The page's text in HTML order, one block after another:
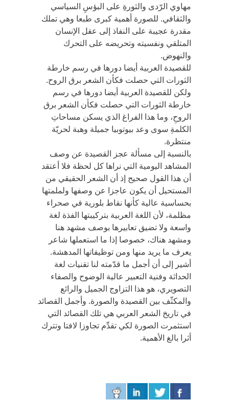
مهاوي الرّدى والثورةِ على البؤسِ السياسي
والثقافي. للصورة أهمية كبرى طبعا وهي تملك
مقدرة عجيبة على النفاذ إلى عقل الإنسان
المتلقي ونفسيته وتحريضه على التحرك
والنهوض.
للقصيدة العربية أيضا دورها في رسم خارطة
الثورات التي حصلت فكأن الشعر برق الروح.
ولكن للقصيدة العربية أيضا دورها في رسم
خارطة الثورات التي حصلت فكأن الشعر برق
الروحِ، وما هذا الفراغ الذي يسكن مساحاتِ
الكلمةِ سوى وعد بيوتوبيا جميلة وهبة لحريّة
منتظرة.
بالنسبة إلى مسألة عجز القصيدة عن وصف
المشاهد اليومية التي نراها كل لحظة فلا أعتقد
أن هذا القول صحيح إذ أن الشعر الحقيقي من
المستحيل أن يكون عاجزا عن وصفها ولملمتها
بحساسية عالية كأنها نقاط بلورية في صحراء
مظلمة، لأن اللغة العربية بتركيبتها الفذة لغة
واسعة ولا تضيق تعابيرها بوصف مشهد هنا
ومشهد هناك، خصوصا إذا ما استعملها شاعر
يعرف ما يريد منها ومن توظيفاتها المدهشة.
أشير إلى أن أجمل ما قدّمته لنا تقنيات لغة
الحداثة وفنية التعبير عالية الوضوح والصفاء
التصويري، هو هذا التزاوج الجميل والرائع
والمكثّف بين القصيدة والصورة. وأجمل القصائد
في تاريخ الشعر العربي هي تلك القصائد التي
استثمرت الصورة لكي تقدِّم تجاوزا لافتا وتترك
أثرا بالغ الأهمية.